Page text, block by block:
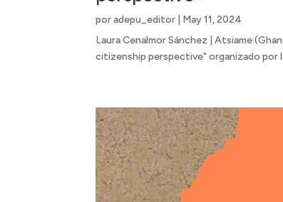
poradepu_editor
May 11, 2024
Laura Cenalmor Sánchez | Atsiame
citizenship perspective" organizado por